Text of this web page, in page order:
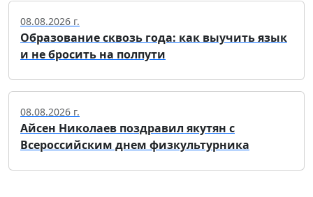
08.08.2026 г.
Образование сквозь года: как выучить язык
и не бросить на полпути
08.08.2026 г.
Айсен Николаев поздравил якутян с
Всероссийским днем физкультурника